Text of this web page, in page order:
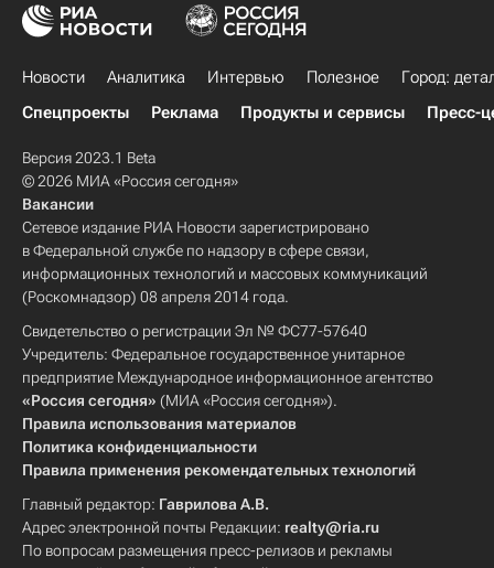
Новости Аналитика Интервью Полезное
Город:
Спецпроекты
Реклама Продукты и сервисы Пресс-
Версия 2023.1 Beta
© 2026 МИА «Россия сегодня»
Вакансии
Сетевое издание РИА Новости зарегистрировано
в Федеральной службе по надзору в сфере связи,
информационных технологий и массовых коммуникаций
(Роскомнадзор) 08 апреля 2014 года.
Свидетельство о регистрации Эл № ФС77-57640
Учредитель: Федеральное государственное унитарное
предприятие Международное информационное агентство
«Россия сегодня» (МИА «Россия сегодня»).
Правила использования материалов
Политика конфиденциальности
Правила применения рекомендательных технологий
Главный редактор: Гаврилова А.В.
Адрес электронной почты Редакции: realty@ria.ru
По вопросам размещения пресс-релизов и рекламы